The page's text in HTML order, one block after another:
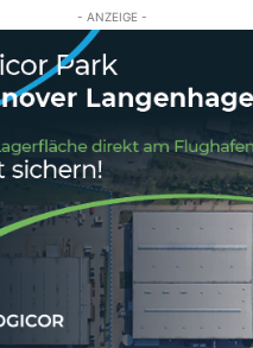
- ANZEIGE -